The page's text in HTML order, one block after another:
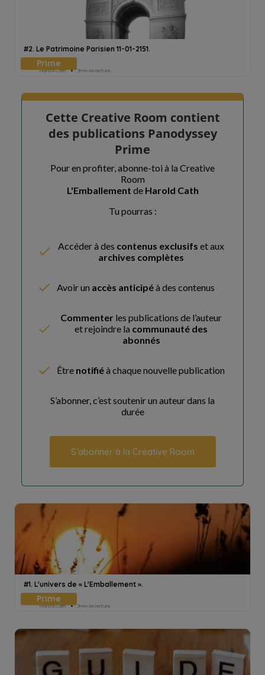
#2. Le Patrimoine Parisien 11-01-2151.
Harold Cath 3min de lecture
Cette Creative Room contient
des publications Panodyssey
Prime
Pour en profiter, abonne-toi à la Creative
Room
L'Emballement de Harold Cath
Tu pourras :
Accéder à des contenus exclusifs et aux
archives complètes
Avoir un accès anticipéà des contenus
Commenter les publications de l’auteur
et rejoindre la communauté des
abonnés
Être notifiéà chaque nouvelle publication
S’abonner, c’est soutenir un auteur dans la
durée
S’abonner à la Creative Room
#1. L'univers de « L'Emballement ».
Harold Cath 3min de lecture